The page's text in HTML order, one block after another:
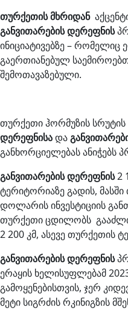
თურქეთის მხრიდან
განვითარების დერეფნის
ინიციატივებზე – რომელიც
გაერთიანებულ
შემოთავაზებული.
თურქეთი ჰორმუზის სრუტის
დერეფნისადა
განხორციელებას ანიჭებს
განვითარების დერეფნის2
ტერიტორიაზე გადის,
დოლარის ინვესტიციის
თურქეთი ცდილობს
2 200 კმ, ასევე თურქეთის
განვითარების დერეფნის
ერაყის ხელისუფლებამ
გამოყენებისთვის, ჯერ
მეტი სიგრძის რკინიგზის